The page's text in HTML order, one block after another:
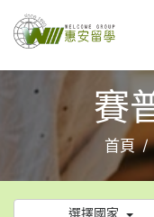
賽
首頁